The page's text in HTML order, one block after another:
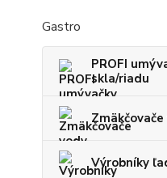
Gastro
PROFI
skla/riadu
Výrobníky